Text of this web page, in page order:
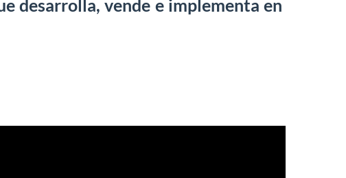
desarrolla, vende e implementa en